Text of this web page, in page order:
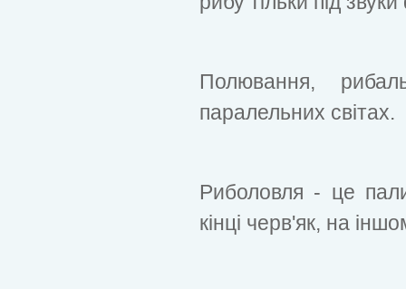
Полювання,
паралельних світах.
Риболовля - це
кінці черв'як, на